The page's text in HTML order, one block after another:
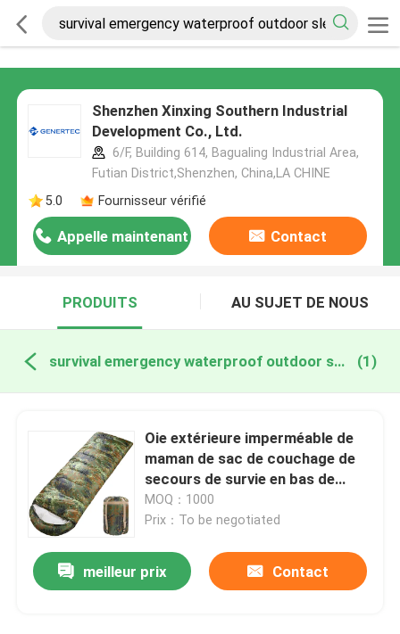
Shenzhen Xinxing Southern Industrial
Development Co., Ltd.
6/F, Building 614, Bagualing Industrial Area,
Futian District,Shenzhen, China,LA CHINE
5.0
Fournisseur vérifié
Appelle maintenant Contact
PRODUITS AU SUJET DE NOUS
survival emergency waterproof outdoor sleeping bag fabrication en ligne (1)
Oie extérieure imperméable de
maman de sac de couchage de
secours de survie en bas de
Duck Down
MOQ：1000
Prix：To be negotiated
meilleur prix Contact